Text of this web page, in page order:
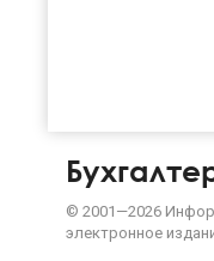
© 2001—2026
электронное